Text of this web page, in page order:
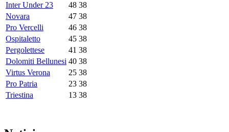
Inter Under 23
48 38
Novara
47 38
Pro Vercelli
46 38
Ospitaletto
45 38
Pergolettese
41 38
Dolomiti Bellunesi 40 38
Virtus Verona
25 38
Pro Patria
23 38
Triestina
13 38